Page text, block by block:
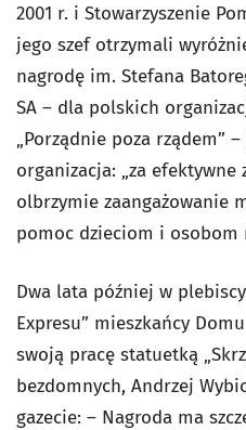
2001 r. i Stowarzyszenie
jego szef otrzymali
nagrodę im. Stefana
SA – dla polskich
„Porządnie poza rządem”
organizacja: „za efektywne
olbrzymie zaangażowanie
pomoc dzieciom i osobom
Dwa lata później w
Expresu” mieszkańcy
swoją pracę statuetką
bezdomnych, Andrzej
gazecie: – Nagroda ma